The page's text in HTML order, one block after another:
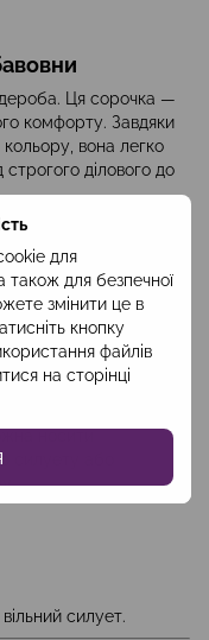
для
також для безпечної
змінити це в
кнопку
файлів
на сторінці
Ця сорочка —
комфорту. Завдяки
вона легко
строгого ділового до
планкою
Відкладний
та
Дихаючий матеріал
приємний на
палаццо,
силуету або
силует.